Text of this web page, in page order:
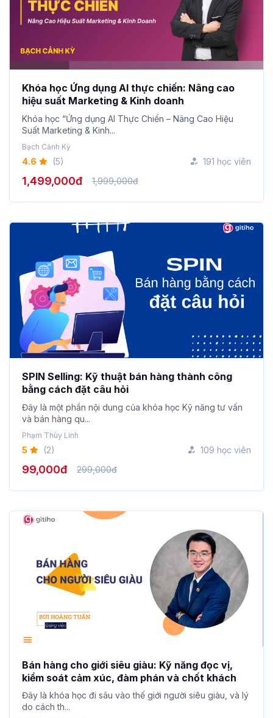
Khóa học Ứng dụng AI thực chiến: Nâng cao
hiệu suất Marketing & Kinh doanh
Khóa học “Ứng dụng AI Thực Chiến – Nâng Cao Hiệu
Suất Marketing & Kinh...
Bạch Cảnh Kỳ
4.6 (5) 191 học viên
1,499,000đ 1,999,000đ
SPIN Selling: Kỹ thuật bán hàng thành công
bằng cách đặt câu hỏi
Đây là một phần nội dung của khóa học Kỹ năng tư vấn
và bán hàng qu...
Phạm Thùy Linh
5 (2) 109 học viên
99,000đ 299,000đ
Bán hàng cho giới siêu giàu: Kỹ năng đọc vị,
kiểm soát cảm xúc, đàm phán và chốt khách
Đây là khóa học đi sâu vào thế giới người siêu giàu, và lý
do cách th...